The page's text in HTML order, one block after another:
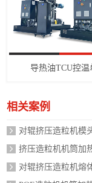
导热油TCU控温
相关案例
对辊挤压造粒机模
挤压造粒机机筒加
对辊挤压造粒机熔